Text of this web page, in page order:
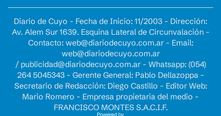
Diario de Cuyo - Fecha de Inicio: 11/2003 - Dirección:
Av. Alem Sur 1639. Esquina Lateral de Circunvalación -
Contacto: web@diariodecuyo.com.ar- Email:
web@diariodecuyo.com.ar
/ publicidad@diariodecuyo.com.ar- Whatsapp: (054)
264 5045343 - Gerente General: Pablo Dellazoppa -
Secretario de Redacción: Diego Castillo - Editor Web:
Mario Romero - Empresa propietaria del medio -
FRANCISCO MONTES S.A.C.I.F.